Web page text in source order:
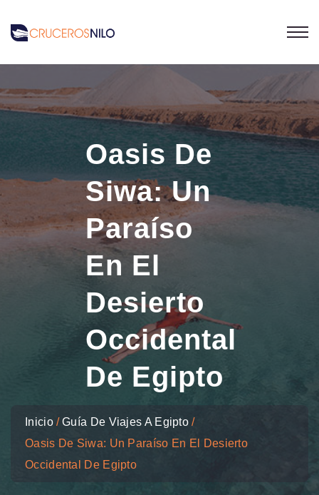
Oasis De
Siwa: Un
Paraíso
En El
Desierto
Occidental
De Egipto
Inicio
Guía De Viajes A Egipto
Oasis De Siwa: Un Paraíso En El Desierto
Occidental De Egipto